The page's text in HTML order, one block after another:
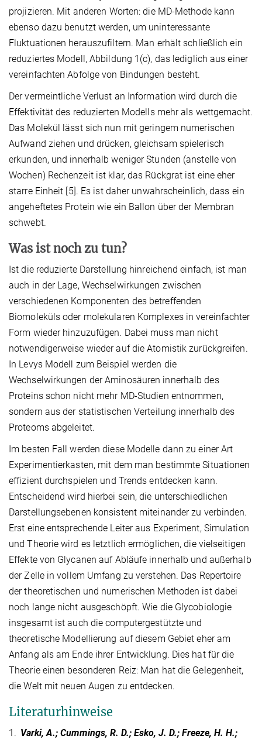
projizieren. Mit anderen Worten: die MD-Methode kann
ebenso dazu benutzt werden, um uninteressante
Fluktuationen herauszufiltern. Man erhält schließlich ein
reduziertes Modell, Abbildung 1(c), das lediglich aus einer
vereinfachten Abfolge von Bindungen besteht.
Der vermeintliche Verlust an Information wird durch die
Effektivität des reduzierten Modells mehr als wettgemacht.
Das Molekül lässt sich nun mit geringem numerischen
Aufwand ziehen und drücken, gleichsam spielerisch
erkunden, und innerhalb weniger Stunden (anstelle von
Wochen) Rechenzeit ist klar, das Rückgrat ist eine eher
starre Einheit [5]. Es ist daher unwahrscheinlich, dass ein
angeheftetes Protein wie ein Ballon über der Membran
schwebt.
Was ist noch zu tun?
Ist die reduzierte Darstellung hinreichend einfach, ist man
auch in der Lage, Wechselwirkungen zwischen
verschiedenen Komponenten des betreffenden
Biomoleküls oder molekularen Komplexes in vereinfachter
Form wieder hinzuzufügen. Dabei muss man nicht
notwendigerweise wieder auf die Atomistik zurückgreifen.
In Levys Modell zum Beispiel werden die
Wechselwirkungen der Aminosäuren innerhalb des
Proteins schon nicht mehr MD-Studien entnommen,
sondern aus der statistischen Verteilung innerhalb des
Proteoms abgeleitet.
Im besten Fall werden diese Modelle dann zu einer Art
Experimentierkasten, mit dem man bestimmte Situationen
effizient durchspielen und Trends entdecken kann.
Entscheidend wird hierbei sein, die unterschiedlichen
Darstellungsebenen konsistent miteinander zu verbinden.
Erst eine entsprechende Leiter aus Experiment, Simulation
und Theorie wird es letztlich ermöglichen, die vielseitigen
Effekte von Glycanen auf Abläufe innerhalb und außerhalb
der Zelle in vollem Umfang zu verstehen. Das Repertoire
der theoretischen und numerischen Methoden ist dabei
noch lange nicht ausgeschöpft. Wie die Glycobiologie
insgesamt ist auch die computergestützte und
theoretische Modellierung auf diesem Gebiet eher am
Anfang als am Ende ihrer Entwicklung. Dies hat für die
Theorie einen besonderen Reiz: Man hat die Gelegenheit,
die Welt mit neuen Augen zu entdecken.
Literaturhinweise
1. Varki, A.; Cummings, R. D.; Esko, J. D.; Freeze, H. H.;